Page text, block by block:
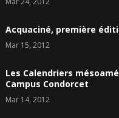
Acquaciné, première
Mar 15, 2012
Les Calendriers
Campus Condorcet
Mar 14, 2012